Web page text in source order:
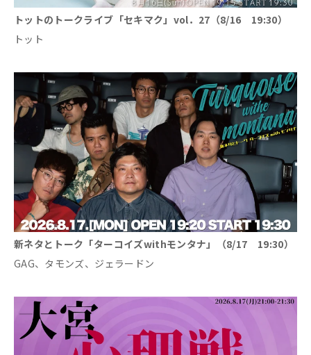
トットのトークライブ「セキマク」vol．27（8/16 19:30）
トット
新ネタとトーク「ターコイズwithモンタナ」（8/17 19:30）
GAG、タモンズ、ジェラードン